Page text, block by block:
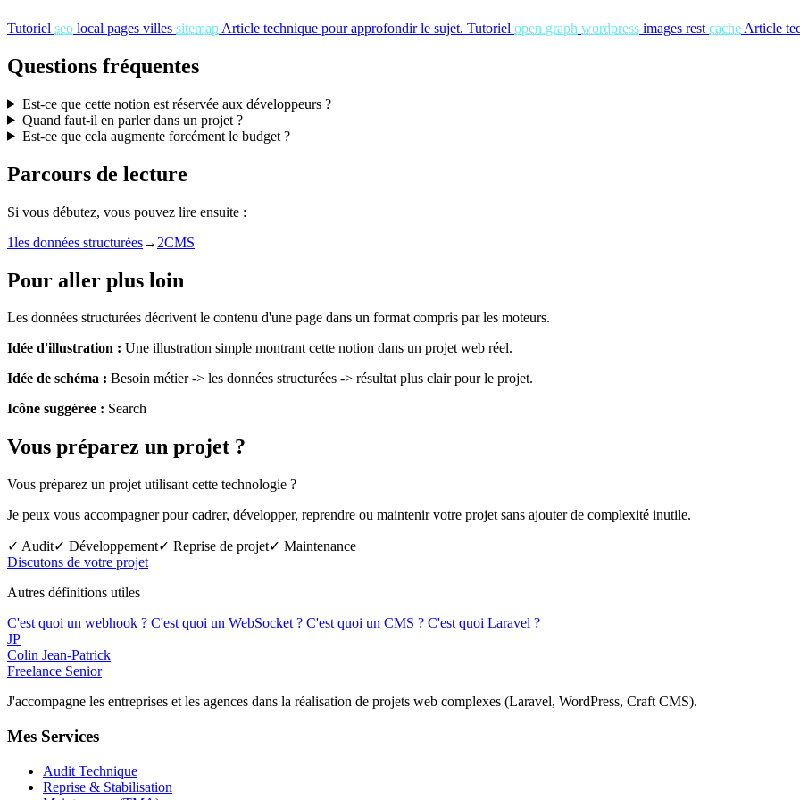
Tutoriel seo local pages villes sitemap Article technique pour approfondir le sujet. Tutoriel open graph wordpress images rest cache Article
Questions fréquentes
Est-ce que cette notion est réservée aux développeurs ?
Quand faut-il en parler dans un projet ?
Est-ce que cela augmente forcément le budget ?
Parcours de lecture
Si vous débutez, vous pouvez lire ensuite :
1les données structurées→ 2CMS
Pour aller plus loin
Les données structurées décrivent le contenu d'une page dans un format compris par les moteurs.
Idée d'illustration : Une illustration simple montrant cette notion dans un projet web réel.
Idée de schéma : Besoin métier -> les données structurées -> résultat plus clair pour le projet.
Icône suggérée : Search
Vous préparez un projet ?
Vous préparez un projet utilisant cette technologie ?
Je peux vous accompagner pour cadrer, développer, reprendre ou maintenir votre projet sans ajouter de complexité inutile.
✓ Audit✓ Développement✓ Reprise de projet✓ Maintenance
Discutons de votre projet
Autres définitions utiles
C'est quoi un webhook ? C'est quoi un WebSocket ? C'est quoi un CMS ? C'est quoi Laravel ?
JP
Colin Jean-Patrick
Freelance Senior
J'accompagne les entreprises et les agences dans la réalisation de projets web complexes (Laravel, WordPress, Craft CMS).
Mes Services
Audit Technique
Reprise & Stabilisation